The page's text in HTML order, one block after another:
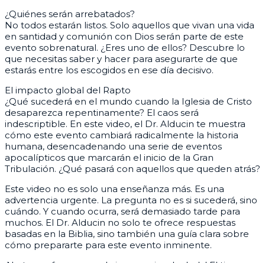
¿Quiénes serán arrebatados?
No todos estarán listos. Solo aquellos que vivan una vida
en santidad y comunión con Dios serán parte de este
evento sobrenatural. ¿Eres uno de ellos? Descubre lo
que necesitas saber y hacer para asegurarte de que
estarás entre los escogidos en ese día decisivo.
El impacto global del Rapto
¿Qué sucederá en el mundo cuando la Iglesia de Cristo
desaparezca repentinamente? El caos será
indescriptible. En este video, el Dr. Alducin te muestra
cómo este evento cambiará radicalmente la historia
humana, desencadenando una serie de eventos
apocalípticos que marcarán el inicio de la Gran
Tribulación. ¿Qué pasará con aquellos que queden atrás?
Este video no es solo una enseñanza más. Es una
advertencia urgente. La pregunta no es si sucederá, sino
cuándo. Y cuando ocurra, será demasiado tarde para
muchos. El Dr. Alducin no solo te ofrece respuestas
basadas en la Biblia, sino también una guía clara sobre
cómo prepararte para este evento inminente.